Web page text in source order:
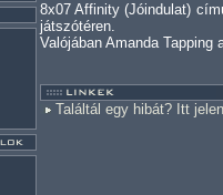
8x07 Affinity (Jóindulat)
játszótéren.
Valójában Amanda Tapping
Találtál egy hibát? Itt